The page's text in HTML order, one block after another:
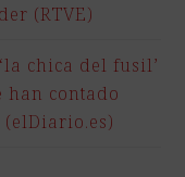
(RTVE)
chica del fusil’
han contado